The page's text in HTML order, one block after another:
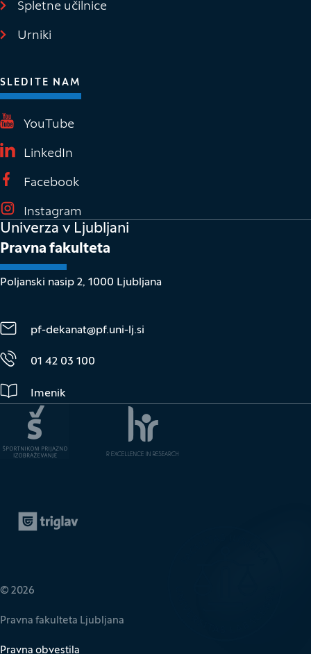
Spletne učilnice
Urniki
SLEDITE NAM
YouTube
LinkedIn
Facebook
Instagram
Univerza v Ljubljani
Pravna fakulteta
Poljanski nasip 2, 1000 Ljubljana
pf-dekanat@pf.uni-lj.si
01 42 03 100
Imenik
© 2026
Pravna fakulteta Ljubljana
Pravna obvestila